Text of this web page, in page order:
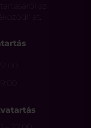
az